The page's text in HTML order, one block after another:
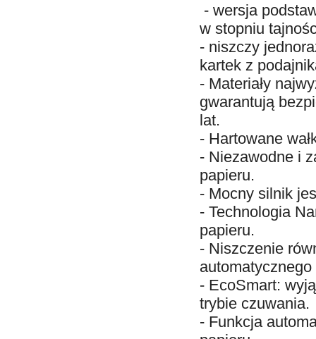
- wersja
w stopniu
- niszczy
kartek z
- Materiały
gwarantują
lat.
- Hartowane
- Niezawodne i
papieru.
- Mocny silnik
- Technologia
papieru.
- Niszczenie
- EcoSmart:
trybie czuwania.
- Funkcja